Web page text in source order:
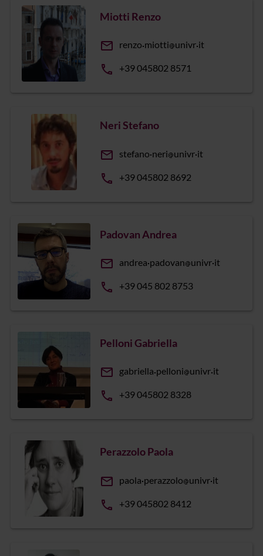
Miotti Renzo
email renzo miotti univr it
phone +39 045802 8571
Neri Stefano
email stefano neri univr it
phone +39 045802 8692
Padovan Andrea
email andrea padovan univr it
phone +39 045 802 8753
Pelloni Gabriella
email gabriella pelloni univr it
phone +39 045802 8328
Perazzolo Paola
email paola perazzolo univr it
phone +39 045802 8412